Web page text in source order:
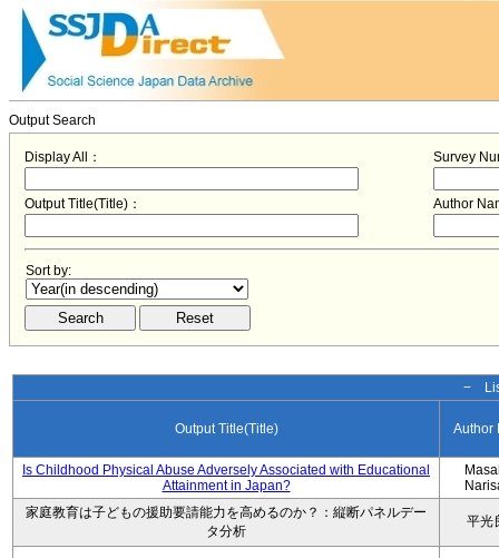
Output Search
Display All： Survey
Output Title(Title)： Author
Sort by:
−
Output Title(Title) Author
Is Childhood Physical Abuse Adversely Associated with Educational
Attainment in Japan?
家庭教育は子どもの援助要請能力を高めるのか？：縦断パネルデー
タ分析
平光